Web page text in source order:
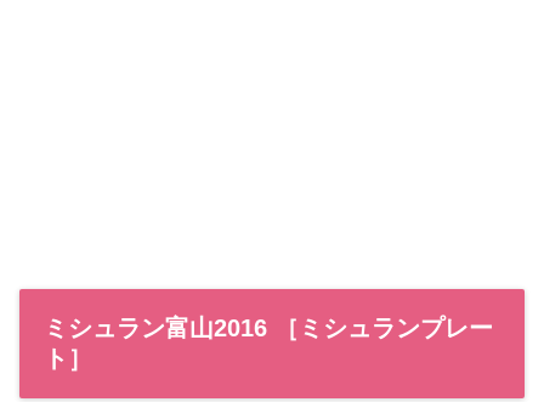
ミシュラン富山2016 ［ミシュランプレー
ト］